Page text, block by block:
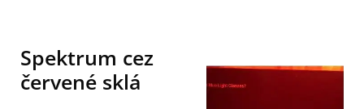
Spektrum cez
červené sklá